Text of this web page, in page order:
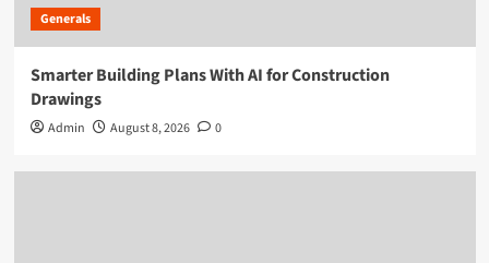
Generals
Smarter Building Plans With AI for Construction
Drawings
Admin August 8, 2026 0